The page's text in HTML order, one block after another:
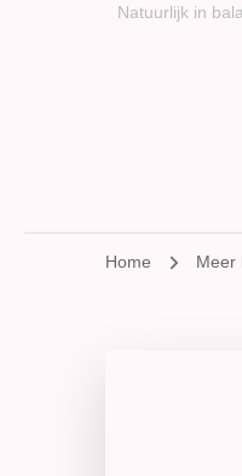
Natuurlijk in
Home Meer